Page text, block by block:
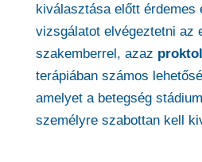
kiválasztása előtt érdemes
vizsgálatot elvégeztetni az
szakemberrel, azaz
terápiában számos
amelyet a betegség
személyre szabottan kell